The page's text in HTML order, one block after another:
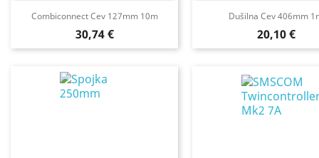
Combiconnect Cev 127mm 10m
Cena
30,74 €
Dušilna Cev 406mm
Cena
20,10 €